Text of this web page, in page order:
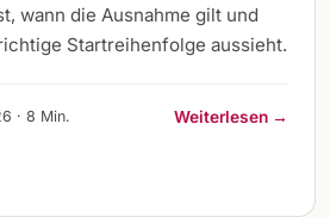
wann die Ausnahme gilt und
Startreihenfolge aussieht.
· 8 Min. Weiterlesen →